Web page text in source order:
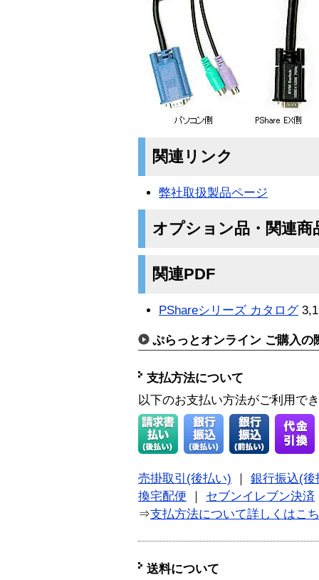
関連リンク
弊社取扱製品ページ
オプション品・関連商
関連PDF
PShareシリーズ カタログ
ぷらっとオンライン ご購入の
支払方法について
以下のお支払い方法がご利用で
売掛取引(後払い) ｜ 銀行振込(後
換宅配便 ｜ セブンイレブン決済
⇒支払方法について詳しくはこ
送料について